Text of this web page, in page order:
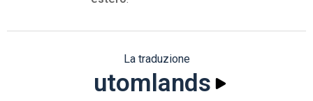
La traduzione
utomlands